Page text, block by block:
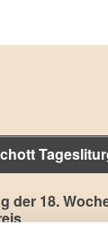
der 18.